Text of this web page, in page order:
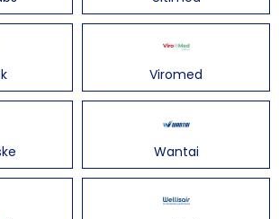
Viromed
Wantai